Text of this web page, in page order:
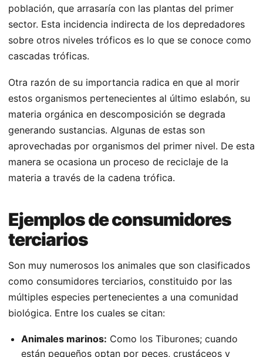
población, que arrasaría con las plantas del primer
sector. Esta incidencia indirecta de los depredadores
sobre otros niveles tróficos es lo que se conoce como
cascadas tróficas.
Otra razón de su importancia radica en que al morir
estos organismos pertenecientes al último eslabón, su
materia orgánica en descomposición se degrada
generando sustancias. Algunas de estas son
aprovechadas por organismos del primer nivel. De esta
manera se ocasiona un proceso de reciclaje de la
materia a través de la cadena trófica.
Ejemplos de consumidores
terciarios
Son muy numerosos los animales que son clasificados
como consumidores terciarios, constituido por las
múltiples especies pertenecientes a una comunidad
biológica. Entre los cuales se citan:
Animales marinos: Como los Tiburones; cuando
están pequeños optan por peces, crustáceos y